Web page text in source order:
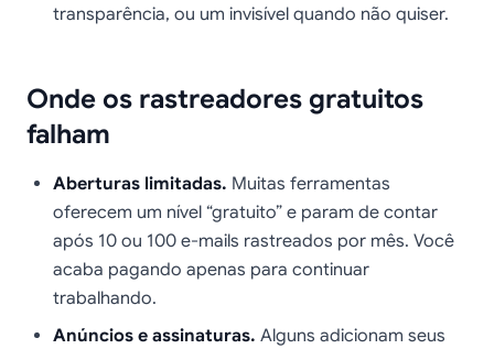
transparência, ou um invisível quando não quiser.
Onde os rastreadores gratuitos
falham
Aberturas limitadas. Muitas ferramentas
oferecem um nível “gratuito” e param de contar
após 10 ou 100 e-mails rastreados por mês. Você
acaba pagando apenas para continuar
trabalhando.
Anúncios e assinaturas. Alguns adicionam seus